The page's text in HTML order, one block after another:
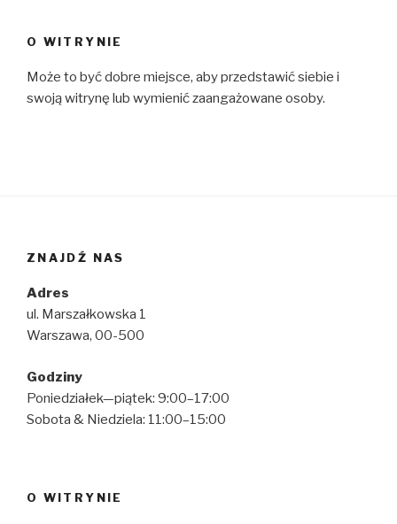
O WITRYNIE
Może to być dobre miejsce, aby przedstawić siebie i
swoją witrynę lub wymienić zaangażowane osoby.
ZNAJDŹ NAS
Adres
ul. Marszałkowska 1
Warszawa, 00-500
Godziny
Poniedziałek—piątek: 9:00–17:00
Sobota & Niedziela: 11:00–15:00
O WITRYNIE